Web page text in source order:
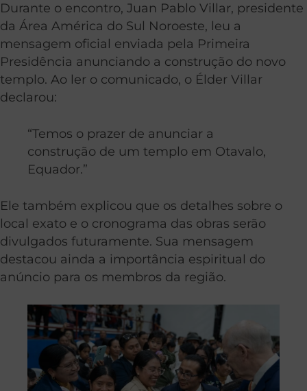
Durante o encontro, Juan Pablo Villar, presidente
da Área América do Sul Noroeste, leu a
mensagem oficial enviada pela Primeira
Presidência anunciando a construção do novo
templo. Ao ler o comunicado, o Élder Villar
declarou:
“Temos o prazer de anunciar a
construção de um templo em Otavalo,
Equador.”
Ele também explicou que os detalhes sobre o
local exato e o cronograma das obras serão
divulgados futuramente. Sua mensagem
destacou ainda a importância espiritual do
anúncio para os membros da região.